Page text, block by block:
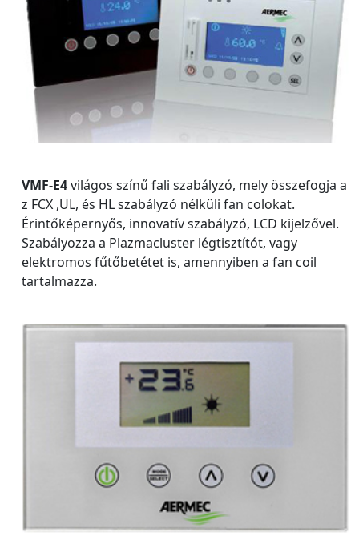
VMF-E4világos színű fali szabályzó, mely összefogja a
z FCX ,UL, és HL szabályzó nélküli fan colokat.
Érintőképernyős, innovatív szabályzó, LCD kijelzővel.
Szabályozza a Plazmacluster légtisztítót, vagy
elektromos fűtőbetétet is, amennyiben a fan coil
tartalmazza.